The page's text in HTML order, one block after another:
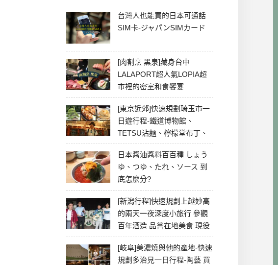
台灣人也能買的日本可通話
SIM卡-ジャパンSIMカード
[肉割烹 黑泉]藏身台中
LALAPORT超人氣LOPIA超
市裡的密室和食饗宴
[東京近郊]快速規劃琦玉市一
日遊行程-鐵道博物館、
TETSU沾麵、檸檬堂布丁、
冰川神社、美食彙整
日本醬油醬料百百種 しょう
ゆ、つゆ、たれ、ソース 到
底怎麼分?
[新潟行程]快速規劃上越妙高
的兩天一夜深度小旅行 參觀
百年酒造 品嘗在地美食 現役
最老牌電影院
[岐阜]美濃燒與他的產地-快速
規劃多治見一日行程-陶藝 買